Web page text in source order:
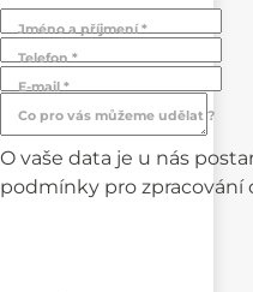
Jméno a příjmení *
Telefon *
E-mail *
Co pro vás můžeme udělat ?
O vaše data je u nás
podmínky pro zpracování